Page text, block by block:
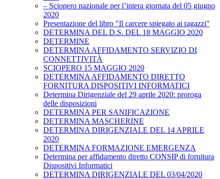
– Sciopero nazionale per l’intera giornata del 05 giugno
2020
Presentazione del libro "Il carcere spiegato ai ragazzi"
DETERMINA DEL D.S. DEL 18 MAGGIO 2020
DETERMINE
DETERMINA AFFIDAMENTO SERVIZIO DI
CONNETTIVITÀ
SCIOPERO 15 MAGGIO 2020
DETERMINA AFFIDAMENTO DIRETTO
FORNITURA DISPOSITIVI INFORMATICI
Determina Dirigenziale del 29 aprile 2020: proroga
delle disposizioni
DETERMINA PER SANIFICAZIONE
DETERMINA MASCHERINE
DETERMINA DIRIGENZIALE DEL 14 APRILE
2020
DETERMINA FORMAZIONE EMERGENZA
Determina per affidamento diretto CONSIP di fornitura
Dispositivi Informatici
DETERMINA DIRIGENZIALE DEL 03/04/2020